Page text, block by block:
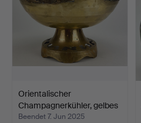
Orientalischer
Champagnerkühler, gelbes
Me…
Beendet 7. Jun 2025